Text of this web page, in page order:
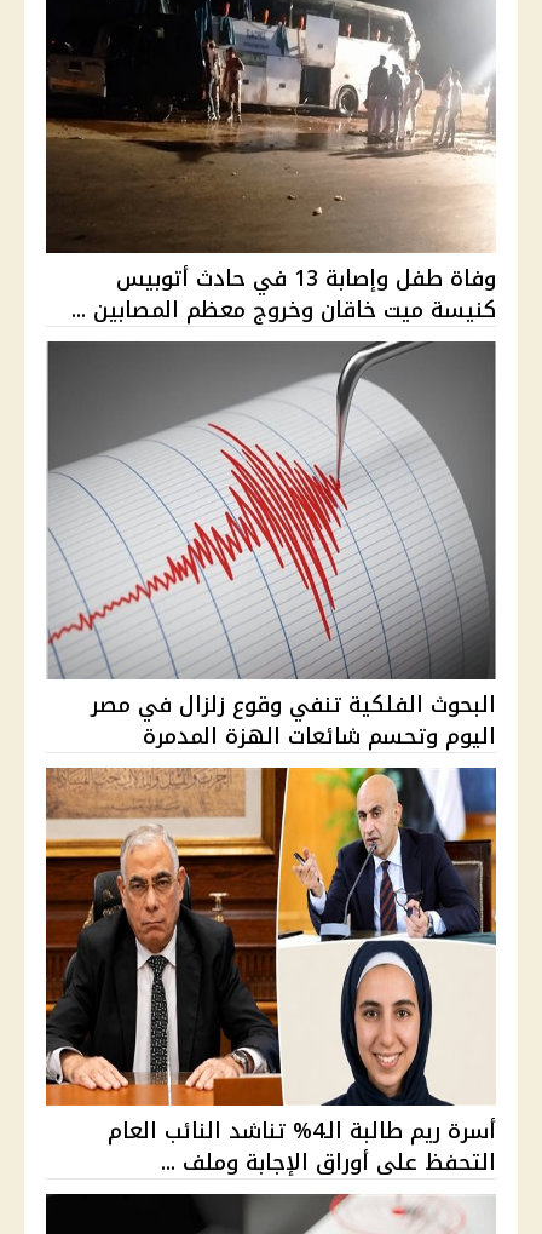
وفاة طفل وإصابة 13 في حادث أتوبيس
كنيسة ميت خاقان وخروج معظم المصابين ...
البحوث الفلكية تنفي وقوع زلزال في مصر
اليوم وتحسم شائعات الهزة المدمرة
أسرة ريم طالبة الـ4% تناشد النائب العام
التحفظ على أوراق الإجابة وملف ...